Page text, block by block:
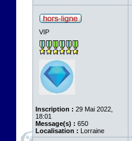
VIP
Inscription : 29 Mai 2022,
18:01
Message(s) : 650
Localisation : Lorraine